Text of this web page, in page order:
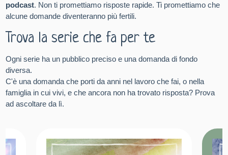
podcast. Non ti promettiamo risposte rapide. Ti promettiamo che
alcune domande diventeranno più fertili.
Trova la serie che fa per te
Ogni serie ha un pubblico preciso e una domanda di fondo
diversa.
C'è una domanda che porti da anni nel lavoro che fai, o nella
famiglia in cui vivi, e che ancora non ha trovato risposta? Prova
ad ascoltare da lì.